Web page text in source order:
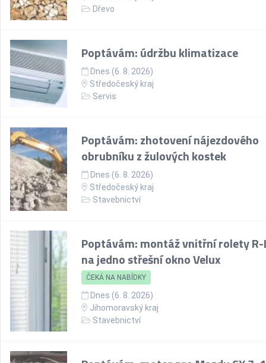
Dřevo
Poptávám: údržbu klimatizace
Dnes (6. 8. 2026)
Středočeský kraj
Servis
Poptávám: zhotovení nájezdového
obrubníku z žulových kostek
Dnes (6. 8. 2026)
Středočeský kraj
Stavebnictví
Poptávám: montáž vnitřní rolety R-
na jedno střešní okno Velux
ČEKÁ NA NABÍDKY
Dnes (6. 8. 2026)
Jihomoravský kraj
Stavebnictví